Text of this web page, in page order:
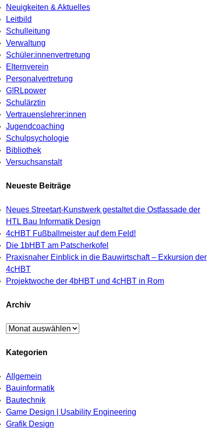
Neuigkeiten & Aktuelles
Leitbild
Schulleitung
Verwaltung
Schüler:innenvertretung
Elternverein
Personalvertretung
G!RLpower
Schulärztin
Vertrauenslehrer:innen
Jugendcoaching
Schulpsychologie
Bibliothek
Versuchsanstalt
Neueste Beiträge
Neues Streetart-Kunstwerk gestaltet die Ostfassade der
HTL Bau Informatik Design
4cHBT Fußballmeister auf dem Feld!
Die 1bHBT am Patscherkofel
Praxisnaher Einblick in die Bauwirtschaft – Exkursion der
4cHBT
Projektwoche der 4bHBT und 4cHBT in Rom
Archiv
Archiv
Kategorien
Allgemein
Bauinformatik
Bautechnik
Game Design | Usability Engineering
Grafik Design